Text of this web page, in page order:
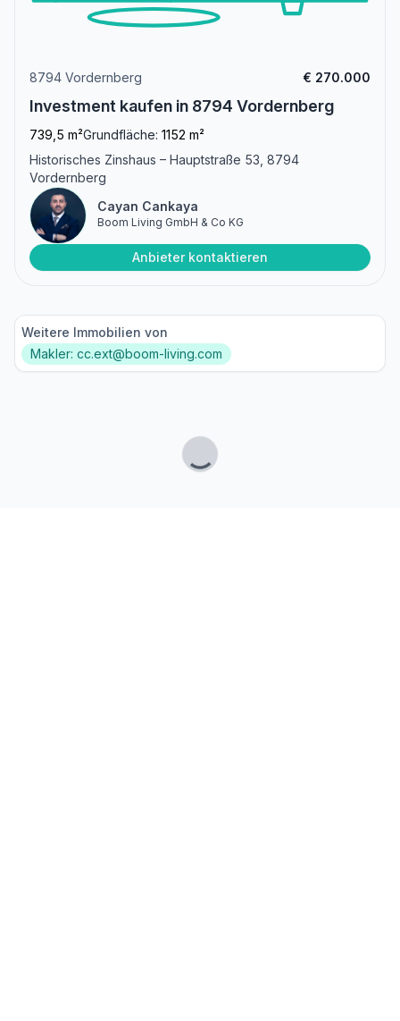
8794 Vordernberg € 270.000
Investment kaufen in 8794 Vordernberg
739,5 m²Grundfläche: 1152 m²
Historisches Zinshaus – Hauptstraße 53, 8794
Vordernberg
Cayan Cankaya
Boom Living GmbH & Co KG
Anbieter kontaktieren
Weitere Immobilien von
Makler: cc.ext@boom-living.com